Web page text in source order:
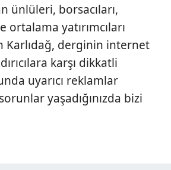
ünlüleri, borsacıları,
yatırımcıları
Karlıdağ, derginin internet
karşı dikkatli
uyarıcı reklamlar
yaşadığınızda bizi